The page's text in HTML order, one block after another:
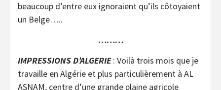
beaucoup d’entre eux ignoraient qu’ils côtoyaient
un Belge…..
………
IMPRESSIONS D’ALGERIE: Voilà trois mois que je
travaille en Algérie et plus particulièrement à AL
ASNAM, centre d’une grande plaine agricole